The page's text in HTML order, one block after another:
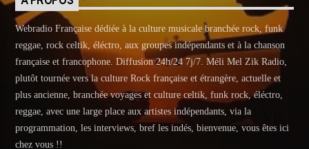
Webradio Française dédiée à la culture musicale branchée rock, funk
reggae, rock celtik, éléctro, aux groupes indépendants et à la chanson
française et francophone. Diffusion 24h/24 7j/7. Méli Mel Zik Radio,
plutôt tournée vers la culture Rock française et étrangère, actuelle et
plus ancienne, branchée voyages et culture celtik, funk rock, éléctro,
reggae, avec une large place aux artistes indépendants, via la
programmation, les interviews, bref les indés, bienvenue, vous êtes ici
chez vous !!